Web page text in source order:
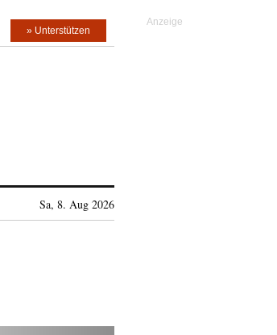
» Unterstützen
Sa, 8. Aug 2026